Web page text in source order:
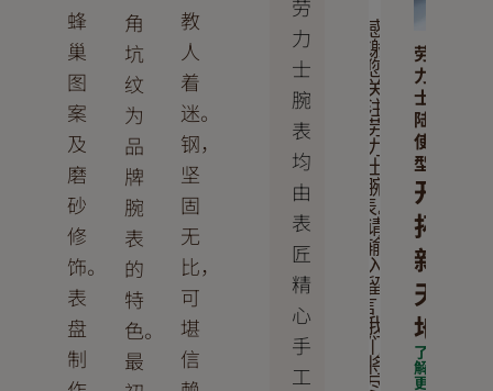
蜂
巢
图
案
及
磨
砂
修
饰。
表
盘
制
角
坑
纹
为
品
牌
腕
表
的
特
色。
最
教
人
着
迷。
钢，
坚
固
无
比，
可
堪
信
劳
力
士
腕
表
均
由
表
匠
精
心
手
工
感
谢
您
关
注
劳
力
士
腕
表。
请
输
入
留
言，
我
们
将
尽
劳
力
士
陆
使
型
开
拓
新
天
地
了
解
更